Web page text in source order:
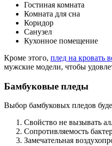
Гостиная комната
Комната для сна
Коридор
Санузел
Кухонное помещение
Кроме этого, плед на кровать
мужские модели, чтобы
Бамбуковые пледы
Выбор бамбуковых пледов
Свойство не вызывать
Сопротивляемость
Замечательная